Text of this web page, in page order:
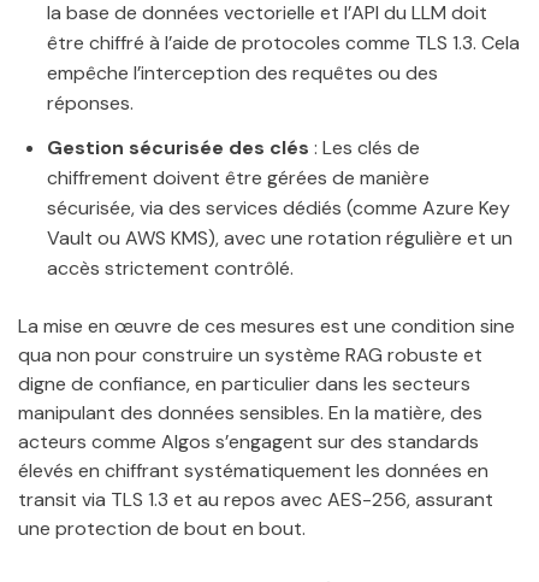
la base de données vectorielle et l’API du LLM doit
être chiffré à l’aide de protocoles comme TLS 1.3. Cela
empêche l’interception des requêtes ou des
réponses.
Gestion sécurisée des clés : Les clés de
chiffrement doivent être gérées de manière
sécurisée, via des services dédiés (comme Azure Key
Vault ou AWS KMS), avec une rotation régulière et un
accès strictement contrôlé.
La mise en œuvre de ces mesures est une condition sine
qua non pour construire un système RAG robuste et
digne de confiance, en particulier dans les secteurs
manipulant des données sensibles. En la matière, des
acteurs comme Algos s’engagent sur des standards
élevés en chiffrant systématiquement les données en
transit via TLS 1.3 et au repos avec AES-256, assurant
une protection de bout en bout.